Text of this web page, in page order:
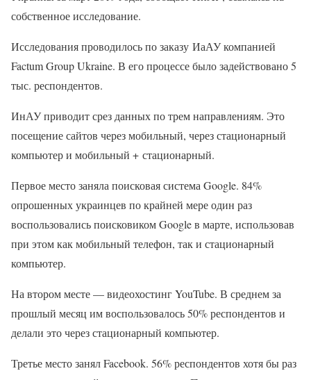
собственное исследование.
Исследования проводилось по заказу ИаАУ компанией
Factum Group Ukraine. В его процессе было задействовано 5
тыс. респондентов.
ИнАУ приводит срез данных по трем направлениям. Это
посещение сайтов через мобильный, через стационарный
компьютер и мобильный + стационарный.
Первое место заняла поисковая система Google. 84%
опрошенных украинцев по крайней мере один раз
воспользовались поисковиком Google в марте, использовав
при этом как мобильный телефон, так и стационарный
компьютер.
На втором месте — видеохостинг YouTube. В среднем за
прошлый месяц им воспользовалось 50% респондентов и
делали это через стационарный компьютер.
Третье место занял Facebook. 56% респондентов хотя бы раз